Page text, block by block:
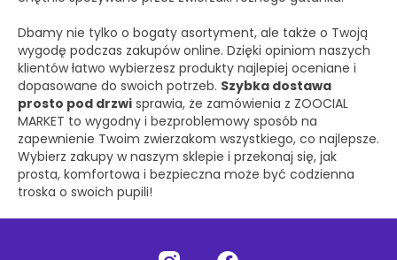
Dbamy nie tylko o bogaty asortyment, ale także o Twoją
wygodę podczas zakupów online. Dzięki opiniom naszych
klientów łatwo wybierzesz produkty najlepiej oceniane i
dopasowane do swoich potrzeb. Szybka dostawa
prosto pod drzwi sprawia, że zamówienia z ZOOCIAL
MARKET to wygodny i bezproblemowy sposób na
zapewnienie Twoim zwierzakom wszystkiego, co najlepsze.
Wybierz zakupy w naszym sklepie i przekonaj się, jak
prosta, komfortowa i bezpieczna może być codzienna
troska o swoich pupili!